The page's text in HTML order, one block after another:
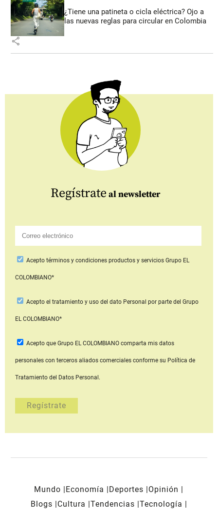
¿Tiene una patineta o cicla eléctrica? Ojo a
las nuevas reglas para circular en Colombia
share
Regístrate al newsletter
Aceptotérminos y condiciones productos y serviciosGrupo EL
COLOMBIANO*
Acepto el tratamiento y uso del dato Personal por parte del Grupo
EL COLOMBIANO*
Acepto que Grupo EL COLOMBIANOcomparta mis datos
personales con terceros aliados comerciales conforme su Política de
Tratamiento del Datos Personal.
Mundo Economía Deportes
Opinión
Blogs
Cultura Tendencias Tecnología